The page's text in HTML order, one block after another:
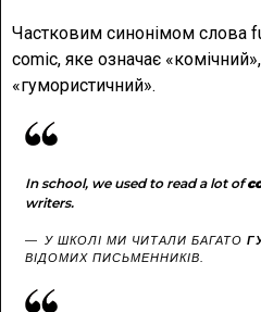
Частковим синонімом слова
comic, яке означає
«гумористичний».
In school, we used to read a lot of
writers.
У ШКОЛІ МИ ЧИТАЛИ БАГАТО
ВІДОМИХ ПИСЬМЕННИКІВ.